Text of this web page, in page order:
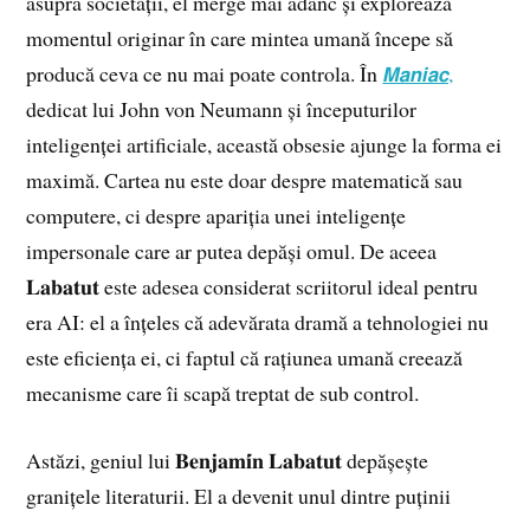
momentul originar în care mintea umană începe să
producă ceva ce nu mai poate controla. În 𝙈𝙖𝙣𝙞𝙖𝙘,
dedicat lui John von Neumann și începuturilor
inteligenței artificiale, această obsesie ajunge la forma ei
maximă. Cartea nu este doar despre matematică sau
computere, ci despre apariția unei inteligențe
impersonale care ar putea depăși omul. De aceea
𝐋𝐚𝐛𝐚𝐭𝐮𝐭 este adesea considerat scriitorul ideal pentru
era AI: el a înțeles că adevărata dramă a tehnologiei nu
este eficiența ei, ci faptul că rațiunea umană creează
mecanisme care îi scapă treptat de sub control.
Astăzi, geniul lui 𝐁𝐞𝐧𝐣𝐚𝐦𝐢́𝐧 𝐋𝐚𝐛𝐚𝐭𝐮𝐭 depășește
granițele literaturii. El a devenit unul dintre puținii